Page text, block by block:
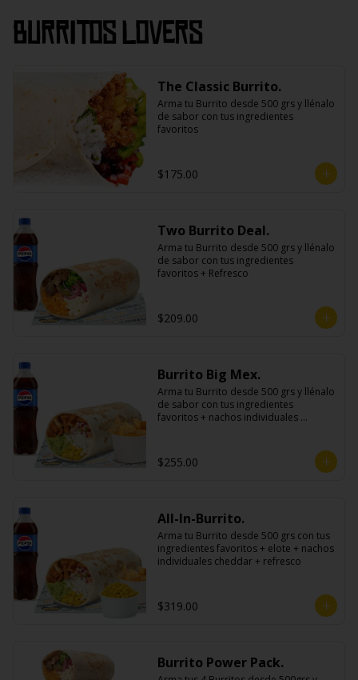
Burritos Lovers
The Classic Burrito.
Arma tu Burrito desde 500 grs y llénalo
de sabor con tus ingredientes
favoritos
$175.00
Two Burrito Deal.
Arma tu Burrito desde 500 grs y llénalo
de sabor con tus ingredientes
favoritos + Refresco
$209.00
Burrito Big Mex.
Arma tu Burrito desde 500 grs y llénalo
de sabor con tus ingredientes
favoritos + nachos individuales
$255.00
All-In-Burrito.
Arma tu Burrito desde 500 grs con tus
ingredientes favoritos + elote + nachos
individuales cheddar + refresco
$319.00
Burrito Power Pack.